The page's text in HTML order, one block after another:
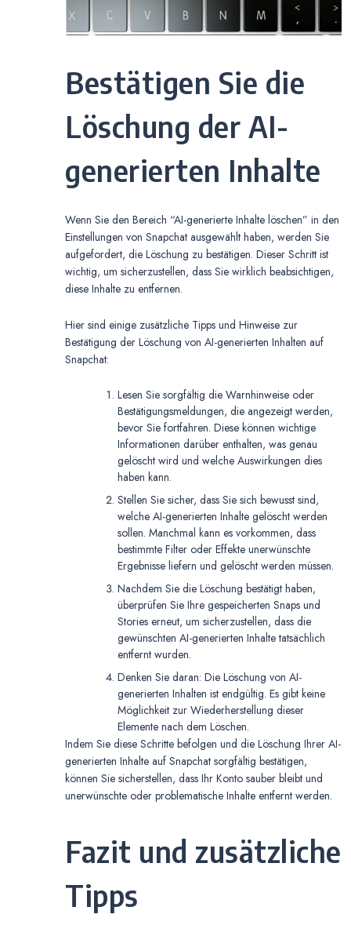
Bestätigen Sie die
Löschung der AI-
generierten Inhalte
Wenn Sie den Bereich “AI-generierte Inhalte löschen” in den
Einstellungen von Snapchat ausgewählt haben, werden Sie
aufgefordert, die Löschung zu bestätigen. Dieser Schritt ist
wichtig, um sicherzustellen, dass Sie wirklich beabsichtigen,
diese Inhalte zu entfernen.
Hier sind einige zusätzliche Tipps und Hinweise zur
Bestätigung der Löschung von AI-generierten Inhalten auf
Snapchat:
Lesen Sie sorgfältig die Warnhinweise oder
Bestätigungsmeldungen, die angezeigt werden,
bevor Sie fortfahren. Diese können wichtige
Informationen darüber enthalten, was genau
gelöscht wird und welche Auswirkungen dies
haben kann.
Stellen Sie sicher, dass Sie sich bewusst sind,
welche AI-generierten Inhalte gelöscht werden
sollen. Manchmal kann es vorkommen, dass
bestimmte Filter oder Effekte unerwünschte
Ergebnisse liefern und gelöscht werden müssen.
Nachdem Sie die Löschung bestätigt haben,
überprüfen Sie Ihre gespeicherten Snaps und
Stories erneut, um sicherzustellen, dass die
gewünschten AI-generierten Inhalte tatsächlich
entfernt wurden.
Denken Sie daran: Die Löschung von AI-
generierten Inhalten ist endgültig. Es gibt keine
Möglichkeit zur Wiederherstellung dieser
Elemente nach dem Löschen.
Indem Sie diese Schritte befolgen und die Löschung Ihrer AI-
generierten Inhalte auf Snapchat sorgfältig bestätigen,
können Sie sicherstellen, dass Ihr Konto sauber bleibt und
unerwünschte oder problematische Inhalte entfernt werden.
Fazit und zusätzliche
Tipps